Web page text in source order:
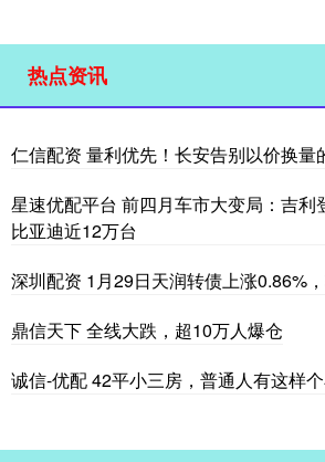
热点资讯
仁信配资 量利优先！长安告别以价换量
星速优配平台 前四月车市大变局：吉利
比亚迪近12万台
深圳配资 1月29日天润转债上涨0.86%
鼎信天下 全线大跌，超10万人爆仓
诚信-优配 42平小三房，普通人有这样